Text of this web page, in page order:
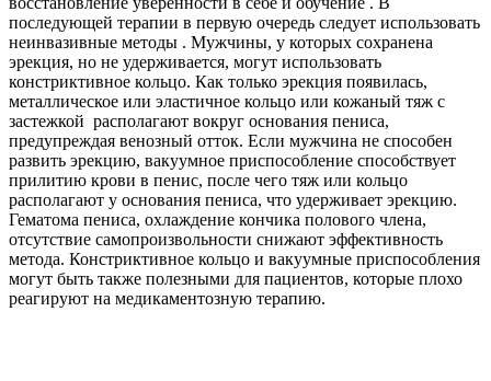
последующей терапии в первую очередь следует использовать
неинвазивные методы . Мужчины, у которых сохранена
эрекция, но не удерживается, могут использовать
констриктивное кольцо. Как только эрекция появилась,
металлическое или эластичное кольцо или кожаный тяж с
застежкой располагают вокруг основания пениса,
предупреждая венозный отток. Если мужчина не способен
развить эрекцию, вакуумное приспособление способствует
прилитию крови в пенис, после чего тяж или кольцо
располагают у основания пениса, что удерживает эрекцию.
Гематома пениса, охлаждение кончика полового члена,
отсутствие самопроизвольности снижают эффективность
метода. Констриктивное кольцо и вакуумные приспособления
могут быть также полезными для пациентов, которые плохо
реагируют на медикаментозную терапию.